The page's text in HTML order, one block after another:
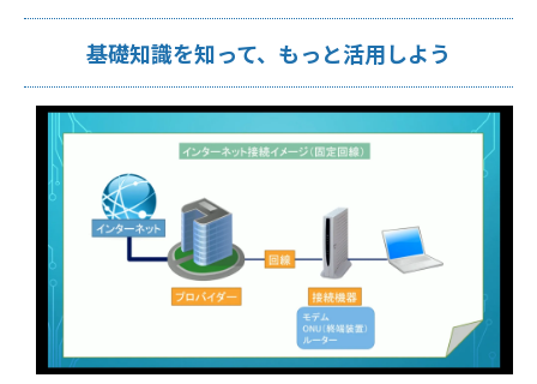
基礎知識を知って、もっと活用しよう